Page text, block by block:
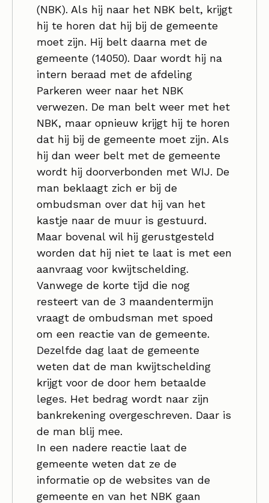
(NBK). Als hij naar het NBK belt, krijgt
hij te horen dat hij bij de gemeente
moet zijn. Hij belt daarna met de
gemeente (14050). Daar wordt hij na
intern beraad met de afdeling
Parkeren weer naar het NBK
verwezen. De man belt weer met het
NBK, maar opnieuw krijgt hij te horen
dat hij bij de gemeente moet zijn. Als
hij dan weer belt met de gemeente
wordt hij doorverbonden met WIJ. De
man beklaagt zich er bij de
ombudsman over dat hij van het
kastje naar de muur is gestuurd.
Maar bovenal wil hij gerustgesteld
worden dat hij niet te laat is met een
aanvraag voor kwijtschelding.
Vanwege de korte tijd die nog
resteert van de 3 maandentermijn
vraagt de ombudsman met spoed
om een reactie van de gemeente.
Dezelfde dag laat de gemeente
weten dat de man kwijtschelding
krijgt voor de door hem betaalde
leges. Het bedrag wordt naar zijn
bankrekening overgeschreven. Daar is
de man blij mee.
In een nadere reactie laat de
gemeente weten dat ze de
informatie op de websites van de
gemeente en van het NBK gaan